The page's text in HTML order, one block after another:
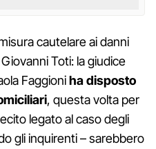
cautelare ai danni
Toti: la giudice
Faggioniha disposto
, questa volta per
legato al caso degli
gli inquirenti – sarebbero